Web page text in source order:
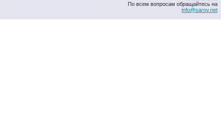
По всем вопросам обращайтесь на
info@sarov.net